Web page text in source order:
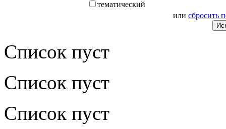
тематический
или сбросить
Список пуст
Список пуст
Список пуст